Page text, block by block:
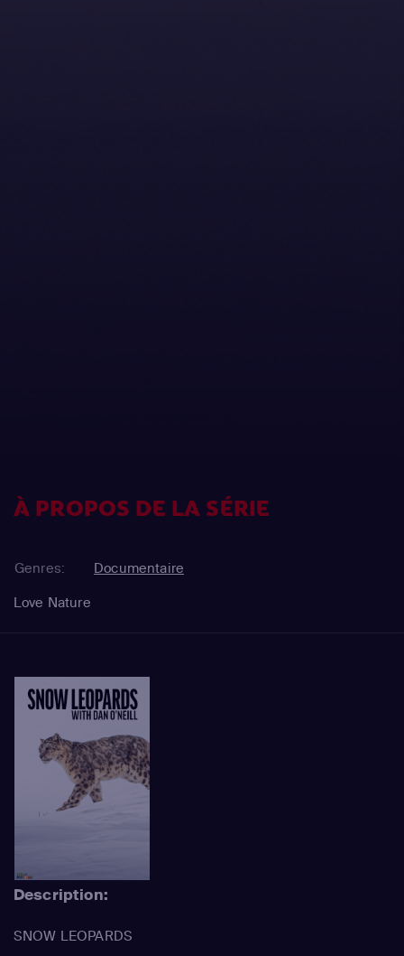
À PROPOS DE LA SÉRIE
Genres:
Documentaire
Love Nature
Description:
SNOW LEOPARDS